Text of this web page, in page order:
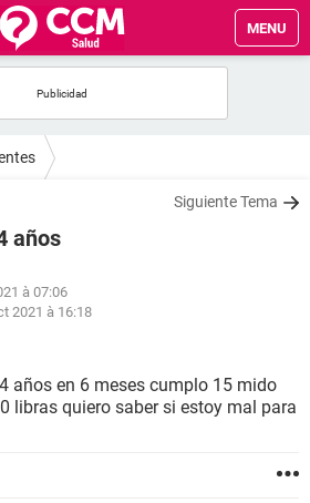
MENU
Siguiente Tema
años
à 07:06
2021 à 16:18
años en 6 meses cumplo 15 mido
libras quiero saber si estoy mal para